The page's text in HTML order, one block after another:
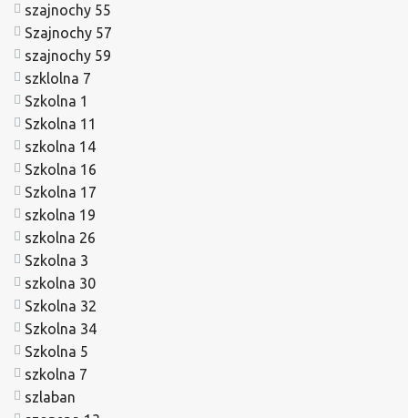
szajnochy 55
Szajnochy 57
szajnochy 59
szklolna 7
Szkolna 1
Szkolna 11
szkolna 14
Szkolna 16
Szkolna 17
szkolna 19
szkolna 26
Szkolna 3
szkolna 30
Szkolna 32
Szkolna 34
Szkolna 5
szkolna 7
szlaban